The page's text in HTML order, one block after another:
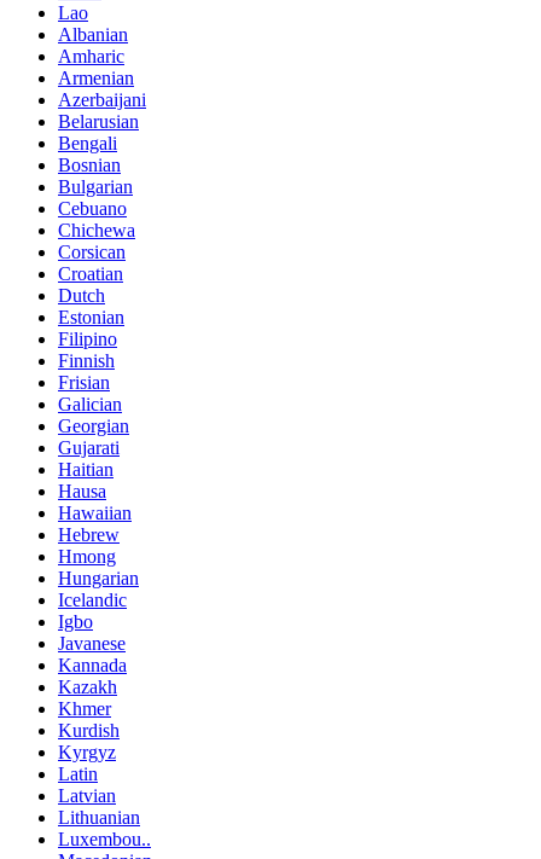
Lao
Albanian
Amharic
Armenian
Azerbaijani
Belarusian
Bengali
Bosnian
Bulgarian
Cebuano
Chichewa
Corsican
Croatian
Dutch
Estonian
Filipino
Finnish
Frisian
Galician
Georgian
Gujarati
Haitian
Hausa
Hawaiian
Hebrew
Hmong
Hungarian
Icelandic
Igbo
Javanese
Kannada
Kazakh
Khmer
Kurdish
Kyrgyz
Latin
Latvian
Lithuanian
Luxembou..